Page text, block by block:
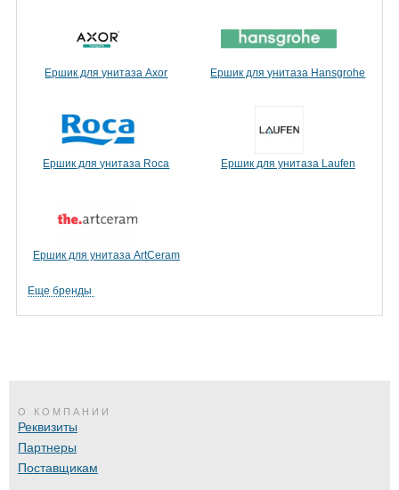
Ершик для унитаза Axor Ершик для унитаза Hansgrohe
Ершик для унитаза Roca Ершик для унитаза Laufen
Ершик для унитаза ArtCeram
Еще бренды
О КОМПАНИИ
Реквизиты
Партнеры
Поставщикам